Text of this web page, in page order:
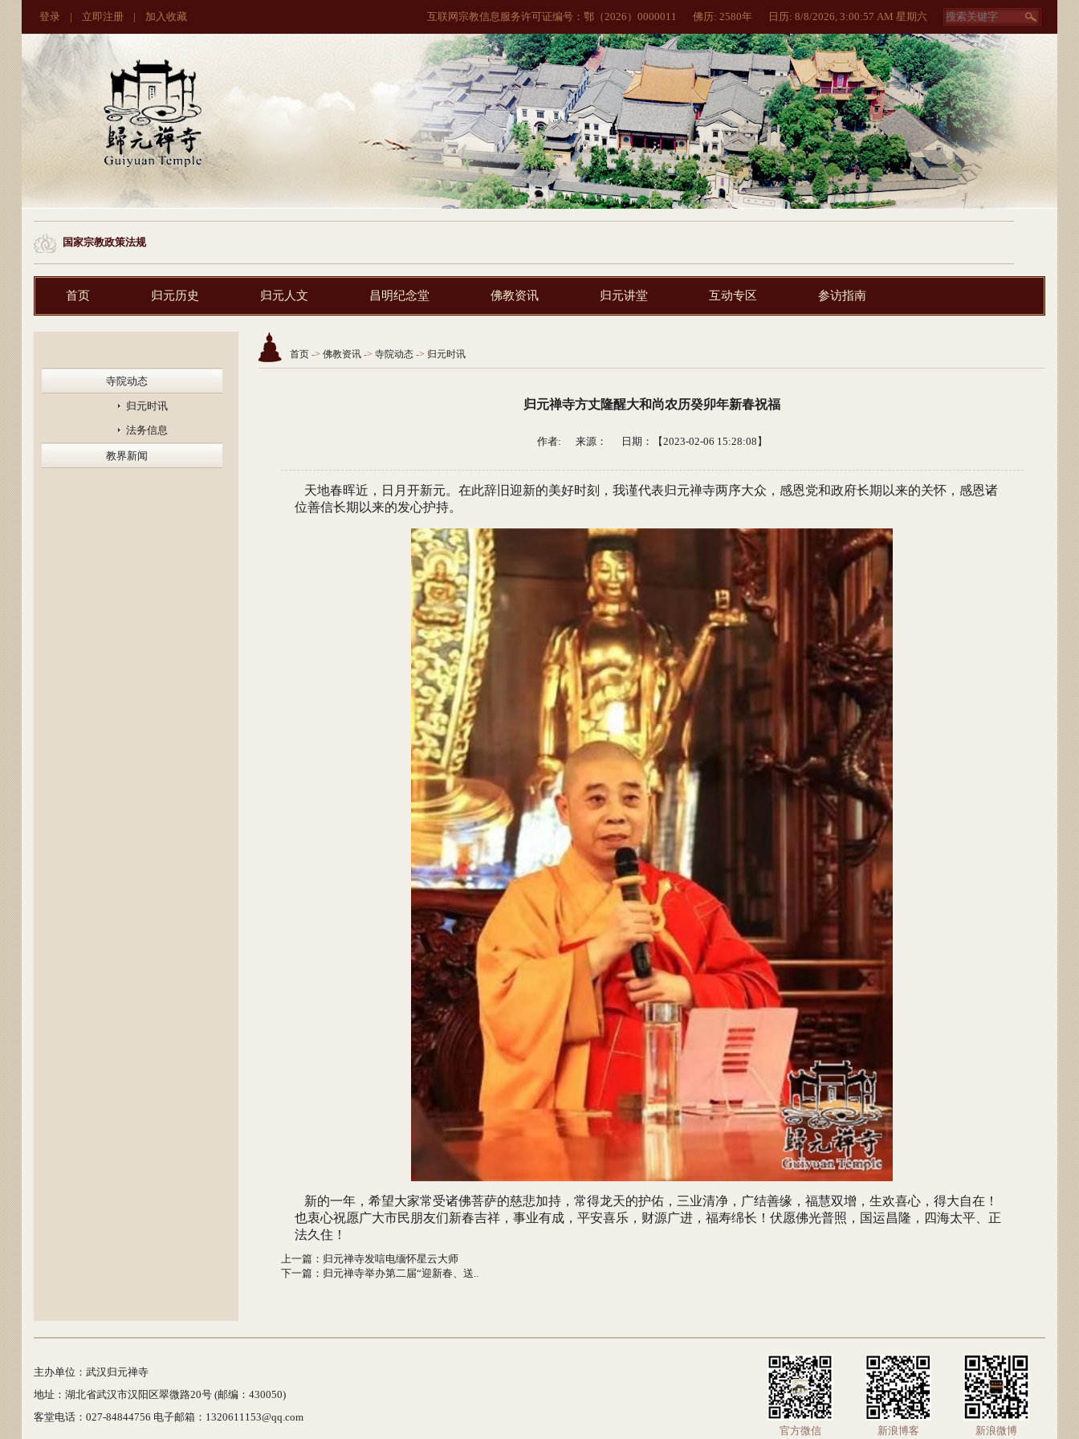
登录 | 立即注册 | 加入收藏 互联网宗教信息服务许可证编号：鄂（2026）0000011 佛历: 2580年 日历: 8/8/2026, 3:00:58 AM 星期六
国家宗教政策法规
首页 归元历史 归元人文 昌明纪念堂 佛教资讯 归元讲堂 互动专区 参访指南
寺院动态
归元时讯
法务信息
教界新闻
首页 -> 佛教资讯 -> 寺院动态 -> 归元时讯
归元禅寺方丈隆醒大和尚农历癸卯年新春祝福
作者: 来源： 日期：【2023-02-06 15:28:08】
天地春晖近，日月开新元。在此辞旧迎新的美好时刻，我谨代表归元禅寺两序大众，感恩党和政府长期以来的关怀，感恩诸
位善信长期以来的发心护持。
新的一年，希望大家常受诸佛菩萨的慈悲加持，常得龙天的护佑，三业清净，广结善缘，福慧双增，生欢喜心，得大自在！
也衷心祝愿广大市民朋友们新春吉祥，事业有成，平安喜乐，财源广进，福寿绵长！伏愿佛光普照，国运昌隆，四海太平、正
法久住！
上一篇 ： 归元禅寺发唁电缅怀星云大师
下一篇 ： 归元禅寺举办第二届“迎新春、送..
主办单位：武汉归元禅寺
地址：湖北省武汉市汉阳区翠微路20号 (邮编：430050)
客堂电话：027-84844756 电子邮箱：1320611153@qq.com
官方微信
新浪博客 新浪微博